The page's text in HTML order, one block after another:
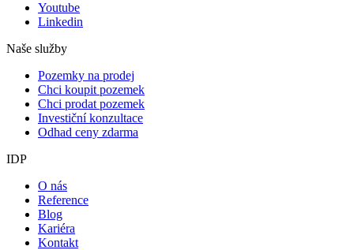
Youtube
Linkedin
Naše služby
Pozemky na prodej
Chci koupit pozemek
Chci prodat pozemek
Investiční konzultace
Odhad ceny zdarma
IDP
O nás
Reference
Blog
Kariéra
Kontakt